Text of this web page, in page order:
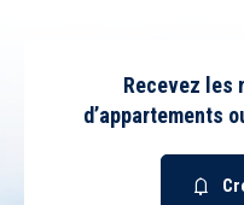
Recevez les
d’appartements